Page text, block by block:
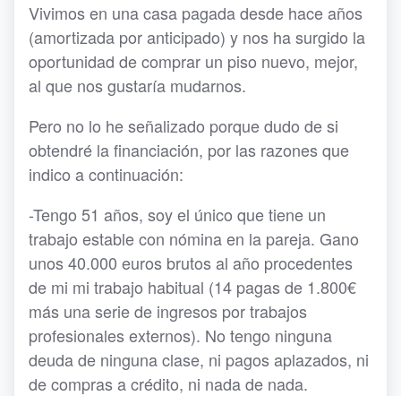
Vivimos en una casa pagada desde hace años
(amortizada por anticipado) y nos ha surgido la
oportunidad de comprar un piso nuevo, mejor,
al que nos gustaría mudarnos.
Pero no lo he señalizado porque dudo de si
obtendré la financiación, por las razones que
indico a continuación:
-Tengo 51 años, soy el único que tiene un
trabajo estable con nómina en la pareja. Gano
unos 40.000 euros brutos al año procedentes
de mi mi trabajo habitual (14 pagas de 1.800€
más una serie de ingresos por trabajos
profesionales externos). No tengo ninguna
deuda de ninguna clase, ni pagos aplazados, ni
de compras a crédito, ni nada de nada.